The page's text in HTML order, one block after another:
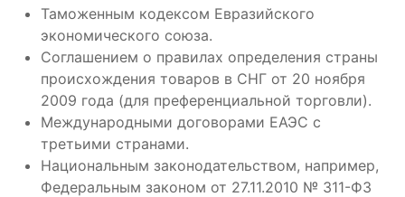
Таможенным кодексом Евразийского
экономического союза.
Соглашением о правилах определения страны
происхождения товаров в СНГ от 20 ноября
2009 года (для преференциальной торговли).
Международными договорами ЕАЭС с
третьими странами.
Национальным законодательством, например,
Федеральным законом от 27.11.2010 № 311-ФЗ